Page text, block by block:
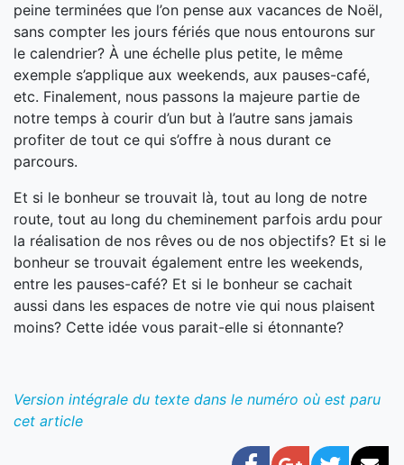
peine terminées que l’on pense aux vacances de Noël,
sans compter les jours fériés que nous entourons sur
le calendrier? À une échelle plus petite, le même
exemple s’applique aux weekends, aux pauses-café,
etc. Finalement, nous passons la majeure partie de
notre temps à courir d’un but à l’autre sans jamais
profiter de tout ce qui s’offre à nous durant ce
parcours.
Et si le bonheur se trouvait là, tout au long de notre
route, tout au long du cheminement parfois ardu pour
la réalisation de nos rêves ou de nos objectifs? Et si le
bonheur se trouvait également entre les weekends,
entre les pauses-café? Et si le bonheur se cachait
aussi dans les espaces de notre vie qui nous plaisent
moins? Cette idée vous parait-elle si étonnante?
Version intégrale du texte dans le numéro où est paru
cet article